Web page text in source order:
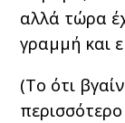
αλλά τώρα
γραμμή και
(Το ότι